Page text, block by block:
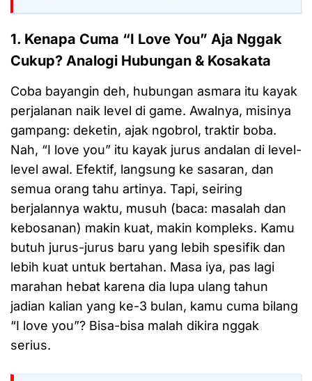
1. Kenapa Cuma “I Love You” Aja Nggak
Cukup? Analogi Hubungan & Kosakata
Coba bayangin deh, hubungan asmara itu kayak
perjalanan naik level di game. Awalnya, misinya
gampang: deketin, ajak ngobrol, traktir boba.
Nah, “I love you” itu kayak jurus andalan di level-
level awal. Efektif, langsung ke sasaran, dan
semua orang tahu artinya. Tapi, seiring
berjalannya waktu, musuh (baca: masalah dan
kebosanan) makin kuat, makin kompleks. Kamu
butuh jurus-jurus baru yang lebih spesifik dan
lebih kuat untuk bertahan. Masa iya, pas lagi
marahan hebat karena dia lupa ulang tahun
jadian kalian yang ke-3 bulan, kamu cuma bilang
“I love you”? Bisa-bisa malah dikira nggak
serius.